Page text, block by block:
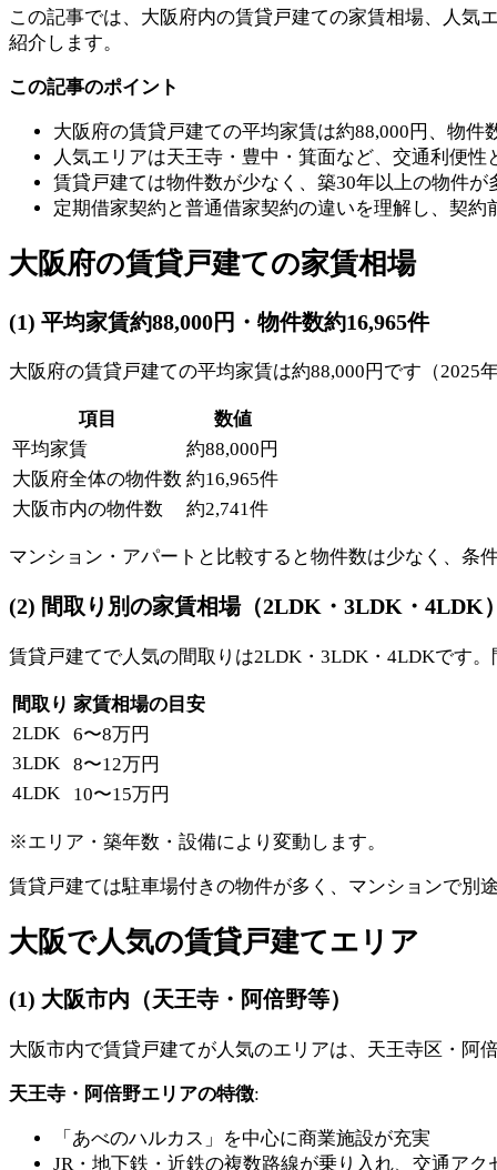
この記事では、大阪府内の賃貸戸建ての家賃相場、人気
紹介します。
この記事のポイント
大阪府の賃貸戸建ての平均家賃は約88,000円、物件
人気エリアは天王寺・豊中・箕面など、交通利便
賃貸戸建ては物件数が少なく、築30年以上の物件
定期借家契約と普通借家契約の違いを理解し、契約
大阪府の賃貸戸建ての家賃相場
(1) 平均家賃約88,000円・物件数約16,965件
大阪府の賃貸戸建ての平均家賃は約88,000円です（2025
項目
数値
平均家賃
約88,000円
大阪府全体の物件数 約16,965件
大阪市内の物件数
約2,741件
マンション・アパートと比較すると物件数は少なく、条
(2) 間取り別の家賃相場（2LDK・3LDK・4LDK
賃貸戸建てで人気の間取りは2LDK・3LDK・4LDKです
間取り 家賃相場の目安
2LDK
6〜8万円
3LDK
8〜12万円
4LDK
10〜15万円
※エリア・築年数・設備により変動します。
賃貸戸建ては駐車場付きの物件が多く、マンションで別
大阪で人気の賃貸戸建てエリア
(1) 大阪市内（天王寺・阿倍野等）
大阪市内で賃貸戸建てが人気のエリアは、天王寺区・阿
天王寺・阿倍野エリアの特徴:
「あべのハルカス」を中心に商業施設が充実
JR・地下鉄・近鉄の複数路線が乗り入れ、交通アク